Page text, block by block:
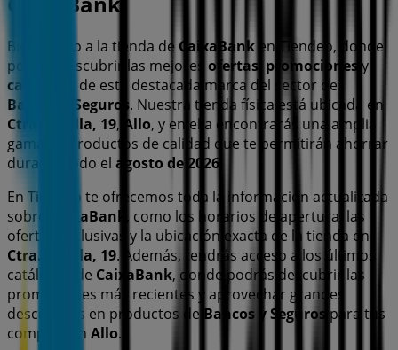
Bienvenido a la tienda de CaixaBank en Tiendeo, donde
podrás descubrir las mejores ofertas promociones y
catálogos
de esta destacada marca del sector de
Bancos y Seguros. Nuestra tienda física está ubicada en
Ctra. Estella, 19, Allo, y en ella encontrarás una amplia
gama de productos de calidad que te permitirán ahorrar
durante todo el agosto de 2026
En Tiendeo te ofrecemos toda la información actualizada
sobre
CaixaBank , como los horarios de apertura, las
ofertas exclusivas y la ubicación exacta de la tienda en
Ctra. Estella, 19. Además, tendrás acceso a los últimos
catálogos de CaixaBank, donde podrás descubrir las
promociones más recientes y aprovechar grandes
descuentos en productos de Bancos y Seguros para tus
compras en Allo.